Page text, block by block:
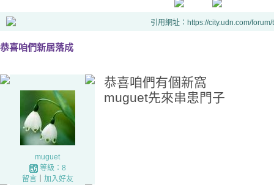
引用網址：https://city.udn.com/
恭喜咱們新居落成
muguet
等級：8
留言｜ 加入好友
恭喜咱們有個新窩
muguet先來串患門子